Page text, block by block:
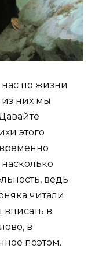
по жизни
из них мы
этого
ведь
читали
вписать в
в
поэтом.